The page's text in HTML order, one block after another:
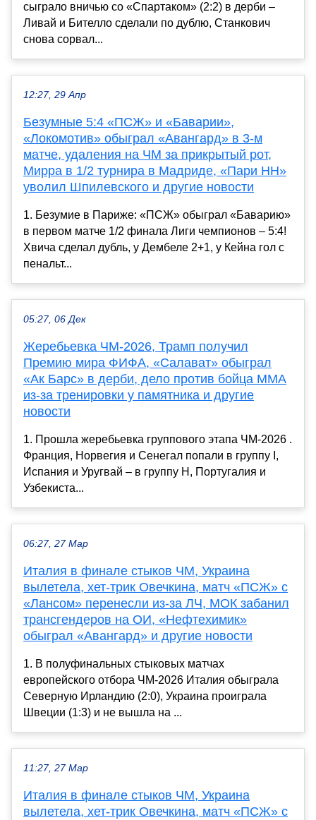
сыграло вничью со «Спартаком» (2:2) в дерби –
Ливай и Бителло сделали по дублю, Станкович
снова сорвал...
12:27, 29 Апр
Безумные 5:4 «ПСЖ» и «Баварии»,
«Локомотив» обыграл «Авангард» в 3-м
матче, удаления на ЧМ за прикрытый рот,
Мирра в 1/2 турнира в Мадриде, «Пари НН»
уволил Шпилевского и другие новости
1. Безумие в Париже: «ПСЖ» обыграл «Баварию»
в первом матче 1/2 финала Лиги чемпионов – 5:4!
Хвича сделал дубль, у Дембеле 2+1, у Кейна гол с
пенальт...
05:27, 06 Дек
Жеребьевка ЧМ-2026, Трамп получил
Премию мира ФИФА, «Салават» обыграл
«Ак Барс» в дерби, дело против бойца ММА
из-за тренировки у памятника и другие
новости
1. Прошла жеребьевка группового этапа ЧМ-2026 .
Франция, Норвегия и Сенегал попали в группу I,
Испания и Уругвай – в группу H, Португалия и
Узбекиста...
06:27, 27 Мар
Италия в финале стыков ЧМ, Украина
вылетела, хет-трик Овечкина, матч «ПСЖ» с
«Лансом» перенесли из-за ЛЧ, МОК забанил
трансгендеров на ОИ, «Нефтехимик»
обыграл «Авангард» и другие новости
1. В полуфинальных стыковых матчах
европейского отбора ЧМ-2026 Италия обыграла
Северную Ирландию (2:0), Украина проиграла
Швеции (1:3) и не вышла на ...
11:27, 27 Мар
Италия в финале стыков ЧМ, Украина
вылетела, хет-трик Овечкина, матч «ПСЖ» с